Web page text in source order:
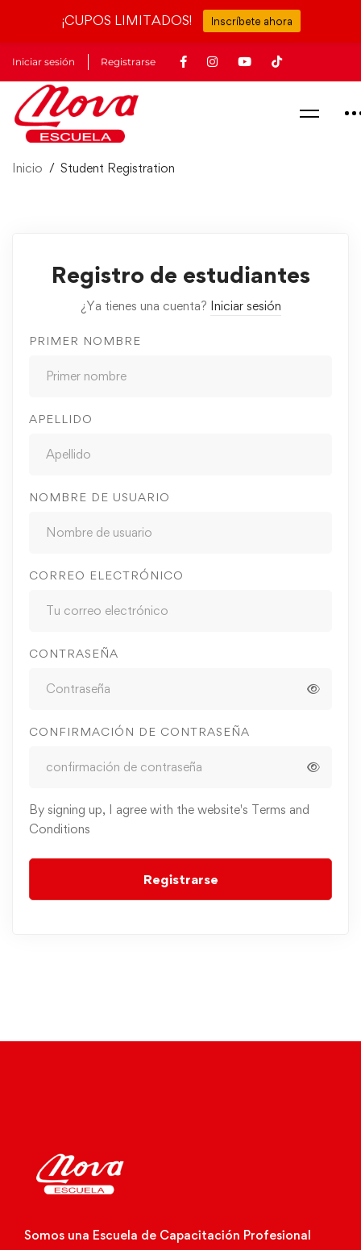
Iniciar sesión Registrarse
Inicio Student Registration
Registro de estudiantes
¿Ya tienes una cuenta? Iniciar sesión
PRIMER NOMBRE
APELLIDO
NOMBRE DE USUARIO
CORREO ELECTRÓNICO
CONTRASEÑA
CONFIRMACIÓN DE CONTRASEÑA
By signing up, I agree with the website's Terms and
Conditions
Registrarse
Somos una Escuela de Capacitación Profesional
¡CUPOS LIMITADOS! Inscríbete ahora